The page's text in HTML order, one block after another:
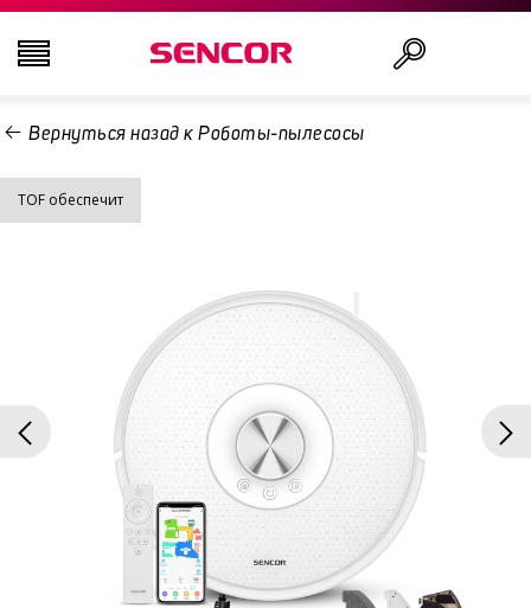
ТЕЛЕВИЗОРЫ
АУДИО-ВИДЕО
БЫТОВАЯ ТЕХНИКА
ТОВАРЫ ДЛЯ ЗДОРОВЬЯ И КРАСОТЫ
ОФИС И КАБЕЛИ
Вернуться назад к Роботы-пылесосы
TOF обеспечит